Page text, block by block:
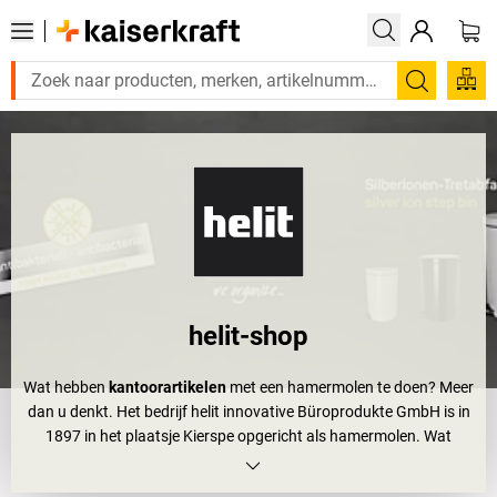
Zoeken
helit-shop
Wat hebben kantoorartikelen met een hamermolen te doen? Meer
dan u denkt. Het bedrijf helit innovative Büroprodukte GmbH is in
1897 in het plaatsje Kierspe opgericht als hamermolen. Wat
daarna volgde, is een buitengewoon succesverhaal dat zijn